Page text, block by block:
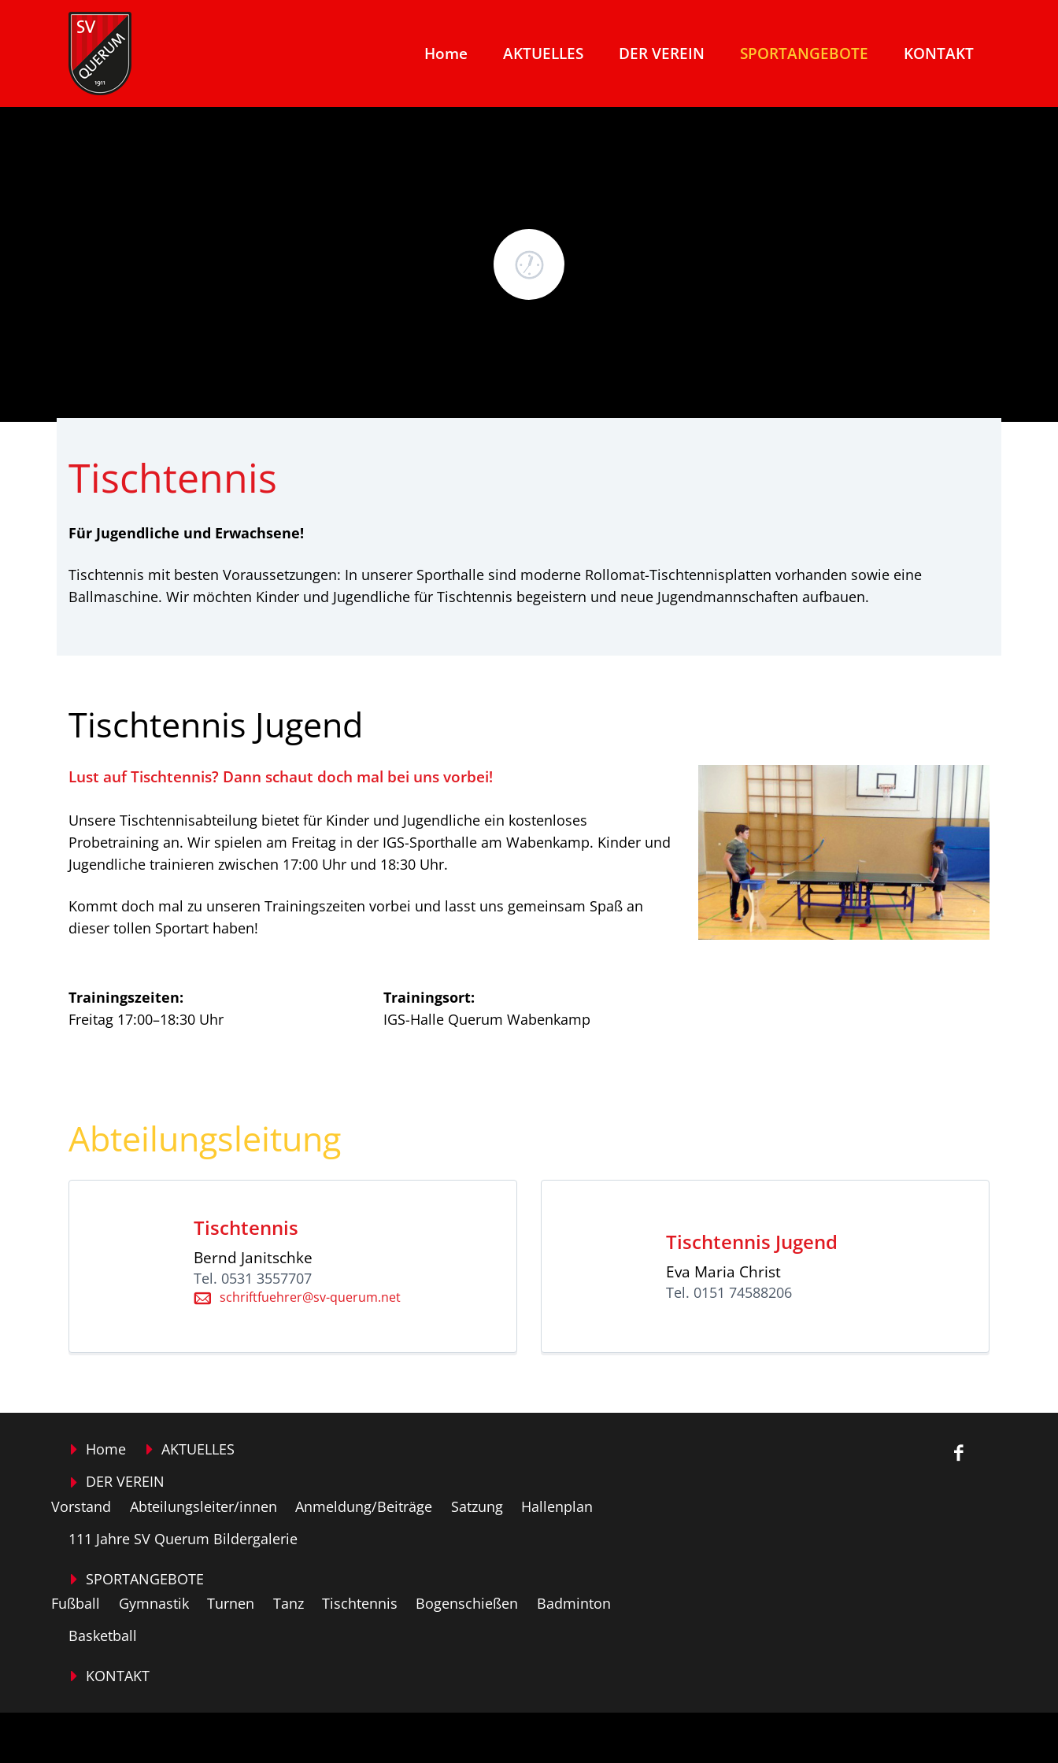
Home AKTUELLES DER VEREIN SPORTANGEBOTE KONTAKT
Tischtennis
Für Jugendliche und Erwachsene!
Tischtennis mit besten Voraussetzungen: In unserer Sporthalle sind moderne Rollomat-Tischtennisplatten vorhanden sowie eine
Ballmaschine. Wir möchten Kinder und Jugendliche für Tischtennis begeistern und neue Jugendmannschaften aufbauen.
Tischtennis Jugend
Lust auf Tischtennis? Dann schaut doch mal bei uns vorbei!
Unsere Tischtennisabteilung bietet für Kinder und Jugendliche ein kostenloses
Probetraining an. Wir spielen am Freitag in der IGS-Sporthalle am Wabenkamp. Kinder und
Jugendliche trainieren zwischen 17:00 Uhr und 18:30 Uhr.
Kommt doch mal zu unseren Trainingszeiten vorbei und lasst uns gemeinsam Spaß an
dieser tollen Sportart haben!
Trainingszeiten:
Freitag 17:00–18:30 Uhr
Trainingsort:
IGS-Halle Querum Wabenkamp
Abteilungsleitung
Tischtennis
Bernd Janitschke
Tel. 0531 3557707
schriftfuehrer@sv-querum.net
Tischtennis Jugend
Eva Maria Christ
Tel. 0151 74588206
Home
AKTUELLES
DER VEREIN
Vorstand
Abteilungsleiter/innen Anmeldung/Beiträge Satzung
Hallenplan
111 Jahre SV Querum Bildergalerie
SPORTANGEBOTE
Fußball
Gymnastik Turnen Tanz Tischtennis Bogenschießen
Badminton
Basketball
KONTAKT